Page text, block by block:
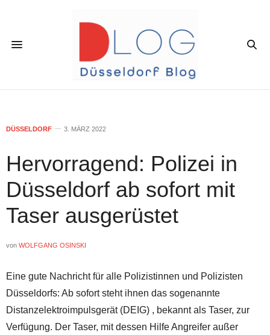
DÜSSELDORF 3. MÄRZ 2022
Hervorragend: Polizei in
Düsseldorf ab sofort mit
Taser ausgerüstet
von WOLFGANG OSINSKI
Eine gute Nachricht für alle Polizistinnen und Polizisten
Düsseldorfs: Ab sofort steht ihnen das sogenannte
Distanzelektroimpulsgerät (DEIG) , bekannt als Taser, zur
Verfügung. Der Taser, mit dessen Hilfe Angreifer außer